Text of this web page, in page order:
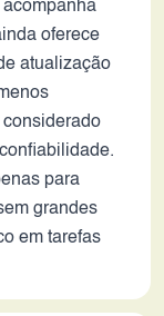
oferece
atualização
para
grandes
em tarefas